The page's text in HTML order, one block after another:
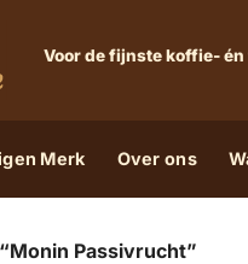
Voor de fijnste koffie-
Merk Over ons
Passivrucht”